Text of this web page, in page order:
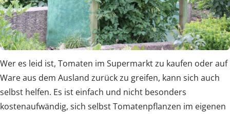
Wer es leid ist, Tomaten im Supermarkt zu kaufen oder auf
Ware aus dem Ausland zurück zu greifen, kann sich auch
selbst helfen. Es ist einfach und nicht besonders
kostenaufwändig, sich selbst Tomatenpflanzen im eigenen